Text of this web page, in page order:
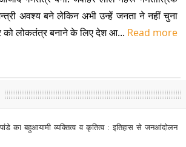
अवश्य बने लेकिन अभी उन्हें जनता ने नहीं चुना
को लोकतंत्र बनाने के लिए देश आ... Read more
का बहुआयामी व्यक्तित्व व कृतित्व : इतिहास से जनआंदोलन